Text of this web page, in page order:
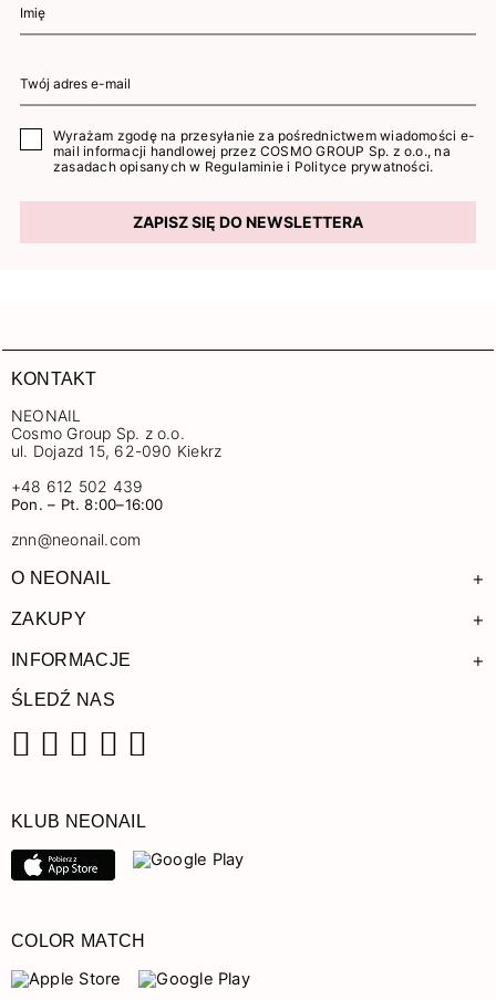
Wyrażam zgodę na przesyłanie za pośrednictwem wiadomości e-
mail informacji handlowej przez COSMO GROUP Sp. z o.o., na
zasadach opisanych w Regulaminie i Polityce prywatności.
ZAPISZ SIĘ DO NEWSLETTERA
KONTAKT
NEONAIL
Cosmo Group Sp. z o.o.
ul. Dojazd 15, 62-090 Kiekrz
+48 612 502 439
Pon. – Pt. 8:00–16:00
znn@neonail.com
O NEONAIL +
ZAKUPY +
INFORMACJE +
ŚLEDŹ NAS
KLUB NEONAIL
COLOR MATCH